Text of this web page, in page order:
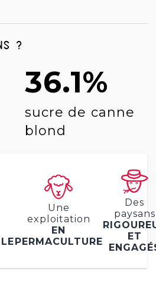
?
36.1%
sucre de canne
blond
Une
exploitation
EN
PERMACULTURE
Des
paysans
ET